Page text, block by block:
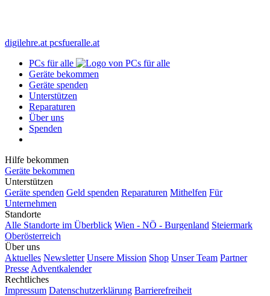
digilehre.at pcsfueralle.at
PCs für alle
Geräte bekommen
Geräte spenden
Unterstützen
Reparaturen
Über uns
Spenden
Hilfe bekommen
Geräte bekommen
Unterstützen
Geräte spenden Geld spenden Reparaturen Mithelfen Für
Unternehmen
Standorte
Alle Standorte im Überblick Wien - NÖ - Burgenland Steiermark
Oberösterreich
Über uns
Aktuelles Newsletter Unsere Mission Shop Unser Team Partner
Presse Adventkalender
Rechtliches
Impressum Datenschutzerklärung Barrierefreiheit